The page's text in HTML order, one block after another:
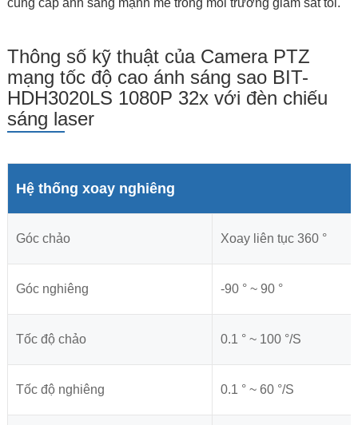
cung cấp ánh sáng mạnh mẽ trong môi trường giám sát tối.
Thông số kỹ thuật của Camera PTZ
mạng tốc độ cao ánh sáng sao BIT-
HDH3020LS 1080P 32x với đèn chiếu
sáng laser
Hệ thống xoay nghiêng
Góc chảo Xoay liên tục 360 °
Góc nghiêng -90 ° ~ 90 °
Tốc độ chảo 0.1 ° ~ 100 °/S
Tốc độ nghiêng 0.1 ° ~ 60 °/S